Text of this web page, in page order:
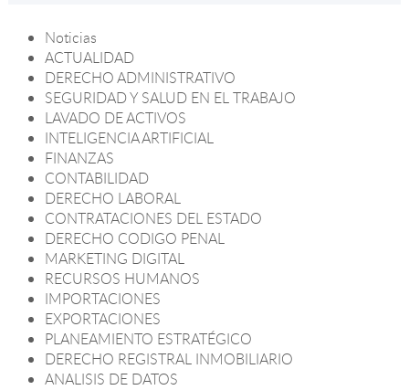
Noticias
ACTUALIDAD
DERECHO ADMINISTRATIVO
SEGURIDAD Y SALUD EN EL TRABAJO
LAVADO DE ACTIVOS
INTELIGENCIA ARTIFICIAL
FINANZAS
CONTABILIDAD
DERECHO LABORAL
CONTRATACIONES DEL ESTADO
DERECHO CODIGO PENAL
MARKETING DIGITAL
RECURSOS HUMANOS
IMPORTACIONES
EXPORTACIONES
PLANEAMIENTO ESTRATÉGICO
DERECHO REGISTRAL INMOBILIARIO
ANALISIS DE DATOS